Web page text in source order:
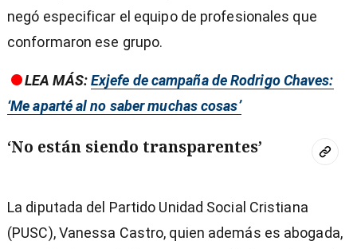
negó especificar el equipo de profesionales que
conformaron ese grupo.
LEA MÁS:Exjefe de campaña de Rodrigo Chaves:
‘Me aparté al no saber muchas cosas’
‘No están siendo transparentes’
La diputada del Partido Unidad Social Cristiana
(PUSC), Vanessa Castro, quien además es abogada,